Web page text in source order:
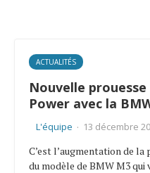
ACTUALITÉS
Nouvelle
Power avec la
L'équipe · 13 décembre
C’est l’augmentation de la
du modèle de BMW M3 qui